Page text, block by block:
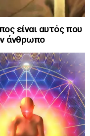
είναι αυτός που
άνθρωπο